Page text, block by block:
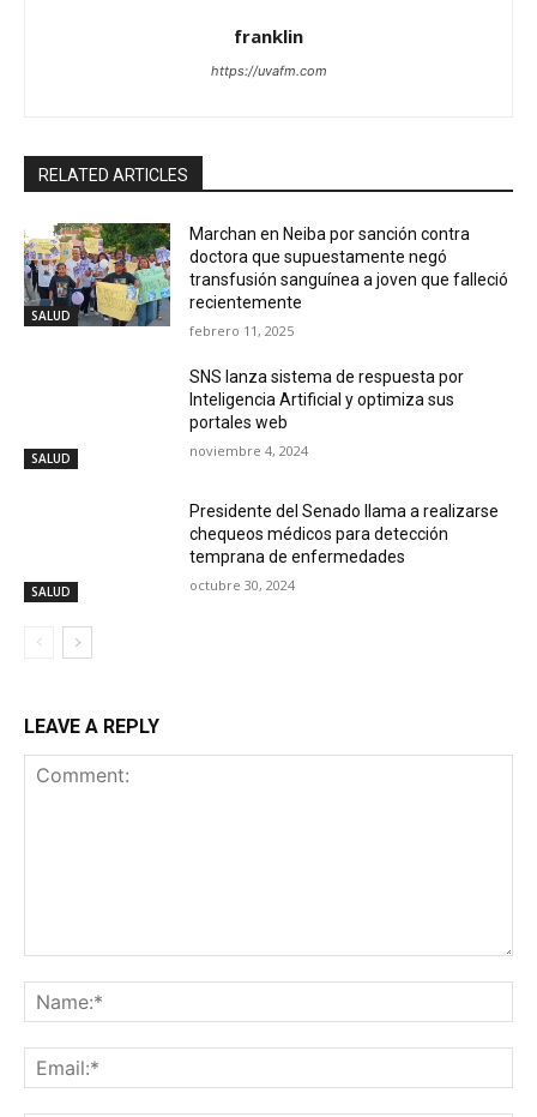
franklin
https://uvafm.com
RELATED ARTICLES
SALUD
Marchan en Neiba por sanción contra
doctora que supuestamente negó
transfusión sanguínea a joven que falleció
recientemente
febrero 11, 2025
SALUD
SNS lanza sistema de respuesta por
Inteligencia Artificial y optimiza sus
portales web
noviembre 4, 2024
SALUD
Presidente del Senado llama a realizarse
chequeos médicos para detección
temprana de enfermedades
octubre 30, 2024
LEAVE A REPLY